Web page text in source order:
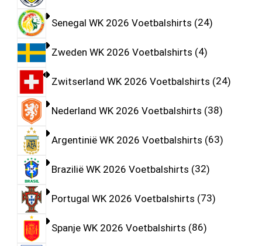
Senegal WK 2026 Voetbalshirts 24
Zweden WK 2026 Voetbalshirts 4
Zwitserland WK 2026 Voetbalshirts 24
Nederland WK 2026 Voetbalshirts 38
Argentinië WK 2026 Voetbalshirts 63
Brazilië WK 2026 Voetbalshirts 32
Portugal WK 2026 Voetbalshirts 73
Spanje WK 2026 Voetbalshirts 86